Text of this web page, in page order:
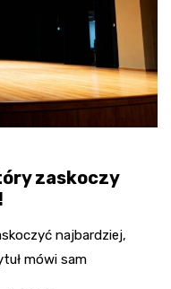
zaskoczy
najbardziej,
mówi sam